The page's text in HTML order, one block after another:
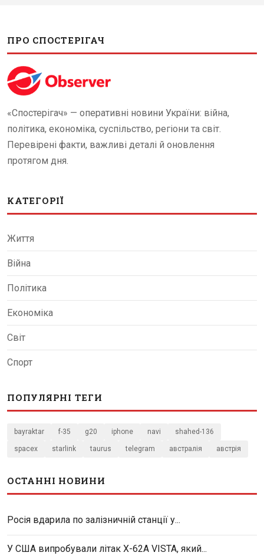
ПРО СПОСТЕРІГАЧ
«Спостерігач» — оперативні новини України: війна,
політика, економіка, суспільство, регіони та світ.
Перевірені факти, важливі деталі й оновлення
протягом дня.
КАТЕГОРІЇ
Життя
Війна
Політика
Економіка
Світ
Спорт
ПОПУЛЯРНІ ТЕГИ
bayraktar f-35 g20 iphone navi shahed-136
spacex starlink taurus telegram австралія австрія
ОСТАННІ НОВИНИ
Росія вдарила по залізничній станції у...
У США випробували літак X-62A VISTA, який...